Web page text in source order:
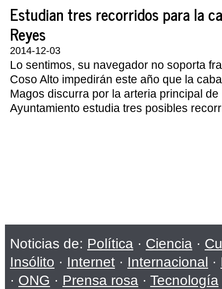
Estudian tres recorridos para la
Reyes
2014-12-03
Lo sentimos, su navegador no soporta
Coso Alto impedirán este año que la
Magos discurra por la arteria principal
Ayuntamiento estudia tres posibles
Noticias de: Política · Ciencia ·
Insólito · Internet · Internacional ·
· ONG · Prensa rosa · Tecnología